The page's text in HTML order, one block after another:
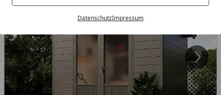
DatenschutzImpressum